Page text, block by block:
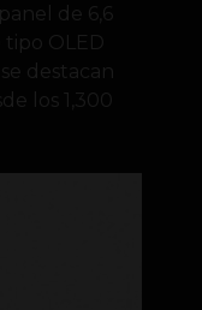
de 6,6
OLED
destacan
los 1,300